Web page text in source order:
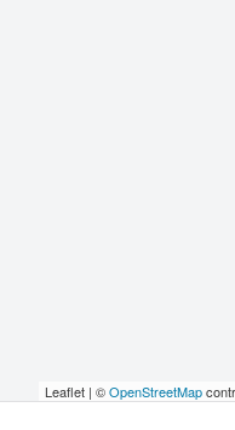
Leaflet | ©OpenStreetMap